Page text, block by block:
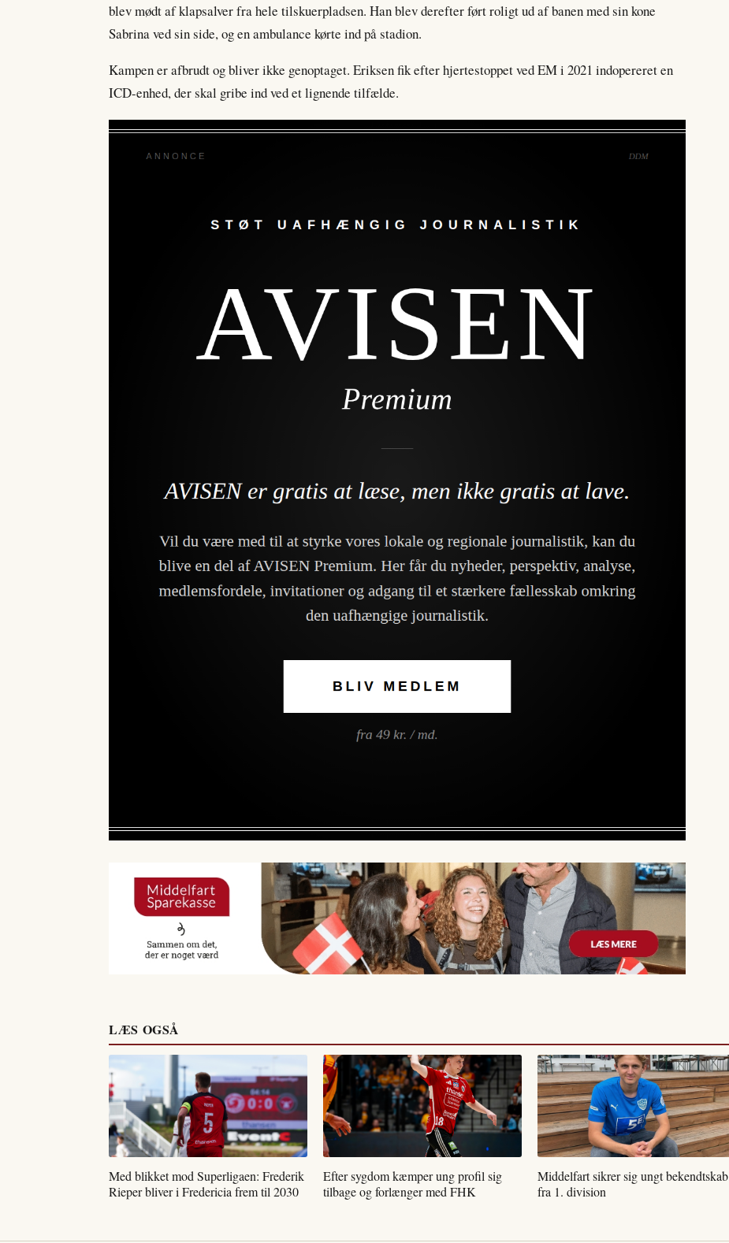
blev mødt af klapsalver fra hele tilskuerpladsen. Han blev derefter ført roligt ud af banen med sin kone
Sabrina ved sin side, og en ambulance kørte ind på stadion.
Kampen er afbrudt og bliver ikke genoptaget. Eriksen fik efter hjertestoppet ved EM i 2021 indopereret en
ICD-enhed, der skal gribe ind ved et lignende tilfælde.
LÆS OGSÅ
Med blikket mod Superligaen: Frederik
Rieper bliver i Fredericia frem til 2030
Efter sygdom kæmper ung profil sig
tilbage og forlænger med FHK
Middelfart sikrer sig ungt bekendtskab
fra 1. division